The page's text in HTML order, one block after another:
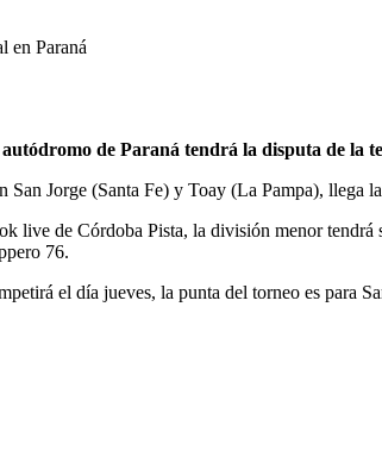
de Paraná tendrá la disputa de la
San Jorge (Santa Fe) y Toay (La Pampa), llega
live de Córdoba Pista, la división menor
76.
el día jueves, la punta del torneo es para